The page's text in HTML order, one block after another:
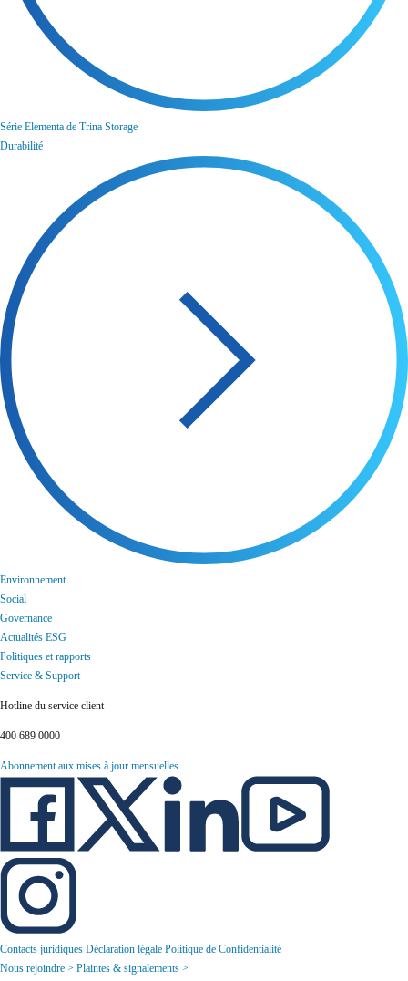
Série Elementa de Trina Storage
Durabilité
Environnement
Social
Governance
Actualités ESG
Politiques et rapports
Service & Support
Hotline du service client
400 689 0000
Abonnement aux mises à jour mensuelles
Contacts juridiques Déclaration légale Politique de Confidentialité
Nous rejoindre > Plaintes & signalements >